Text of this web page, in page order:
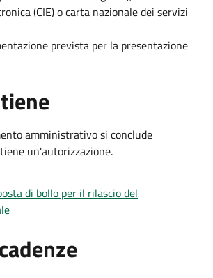
(CIE) o carta nazionale dei servizi
prevista per la presentazione
amministrativo si conclude
un'autorizzazione.
di bollo per il rilascio del